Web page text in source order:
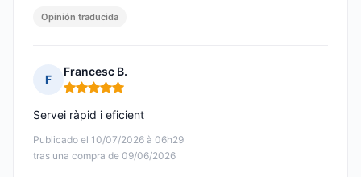
Opinión traducida
F
Francesc B.
Nota: 5 de 5
Publicado el 10/07/2026 à 06h29
tras una compra de 09/06/2026
Servei ràpid i eficient